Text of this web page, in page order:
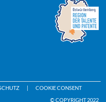
COOKIE CONSENT
© COPYRIGHT 2022